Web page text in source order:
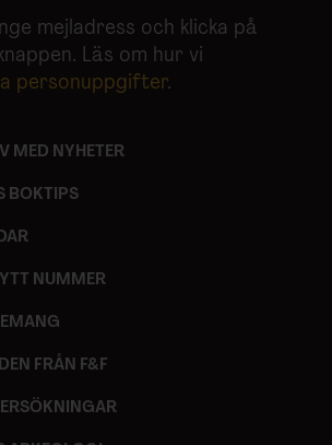
mejladress och klicka på
Läs om hur vi
personuppgifter.
MED NYHETER
BOKTIPS
NUMMER
FRÅN F&F